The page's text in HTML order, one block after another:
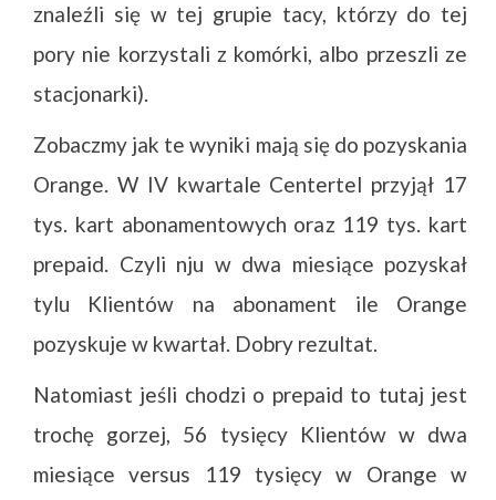
znaleźli się w tej grupie tacy, którzy do tej
pory nie korzystali z komórki, albo przeszli ze
stacjonarki).
Zobaczmy jak te wyniki mają się do pozyskania
Orange. W IV kwartale Centertel przyjął 17
tys. kart abonamentowych oraz 119 tys. kart
prepaid. Czyli nju w dwa miesiące pozyskał
tylu Klientów na abonament ile Orange
pozyskuje w kwartał. Dobry rezultat.
Natomiast jeśli chodzi o prepaid to tutaj jest
trochę gorzej, 56 tysięcy Klientów w dwa
miesiące versus 119 tysięcy w Orange w